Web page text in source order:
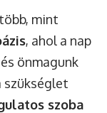
mint
, ahol a nap
önmagunk
szükséglet
szoba